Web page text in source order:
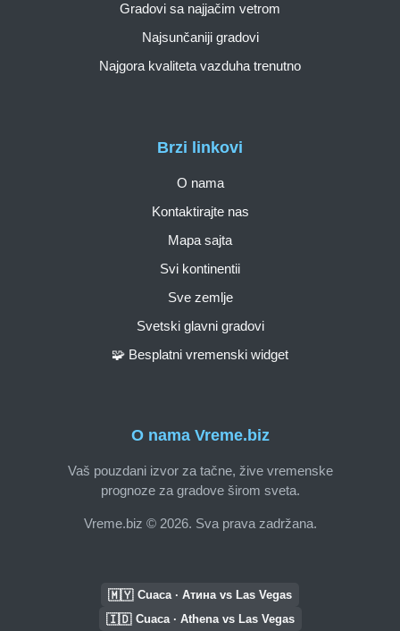
O nama Vreme.biz
Vaš pouzdani izvor za tačne, žive vremenske
prognoze za gradove širom sveta.
Vreme.biz © 2026. Sva prava zadržana.
Brzi linkovi
O nama
Kontaktirajte nas
Mapa sajta
Svi kontinentii
Sve zemlje
Svetski glavni gradovi
🧩 Besplatni vremenski widget
Gradovi sa najjačim vetrom
Najsunčaniji gradovi
Najgora kvaliteta vazduha trenutno
🇲🇾 Cuaca · Атина vs Las Vegas
🇮🇩 Cuaca · Athena vs Las Vegas